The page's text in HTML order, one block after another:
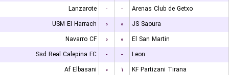
Lanzarote
- -
Arenas Club de Getxo
USM El Harrach
۰ ۰
JS Saoura
Navarro CF
۰ ۰
El San Martin
Ssd Real Calepina FC
- -
Leon
Af Elbasani
۰ ۱
KF Partizani Tirana